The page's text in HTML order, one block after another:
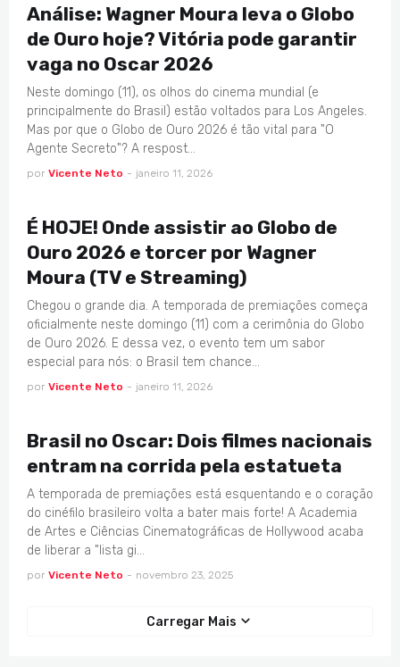
Análise: Wagner Moura leva o Globo
de Ouro hoje? Vitória pode garantir
vaga no Oscar 2026
Neste domingo (11), os olhos do cinema mundial (e
principalmente do Brasil) estão voltados para Los Angeles.
Mas por que o Globo de Ouro 2026 é tão vital para "O
Agente Secreto"? A respost…
por Vicente Neto - janeiro 11, 2026
É HOJE! Onde assistir ao Globo de
Ouro 2026 e torcer por Wagner
Moura (TV e Streaming)
Chegou o grande dia. A temporada de premiações começa
oficialmente neste domingo (11) com a cerimônia do Globo
de Ouro 2026. E dessa vez, o evento tem um sabor
especial para nós: o Brasil tem chance…
por Vicente Neto - janeiro 11, 2026
Brasil no Oscar: Dois filmes nacionais
entram na corrida pela estatueta
A temporada de premiações está esquentando e o coração
do cinéfilo brasileiro volta a bater mais forte! A Academia
de Artes e Ciências Cinematográficas de Hollywood acaba
de liberar a "lista gi…
por Vicente Neto - novembro 23, 2025
Carregar Mais